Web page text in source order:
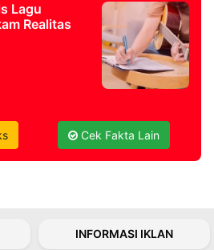
Lagu
Realitas
Cek Fakta Lain
INFORMASI IKLAN